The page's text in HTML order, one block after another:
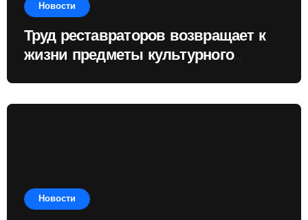
Новости
Труд реставраторов возвращает к
жизни предметы культурного
Новости